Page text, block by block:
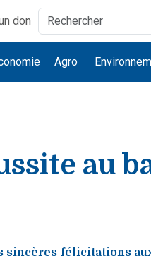
don
Agro
au
sincères félicitations